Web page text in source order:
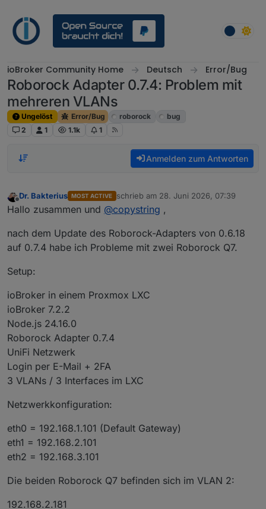
ioBroker Community Home Deutsch Error/Bug
Roborock Adapter 0.7.4: Problem mit
mehreren VLANs
Ungelöst Error/Bug roborock
bug
2
1 1.1k 1
Anmelden zum Antworten
Offline
Dr. Bakterius MOST ACTIVE schrieb am 28. Juni 2026, 07:39
zuletzt editiert von
Hallo zusammen und @copystring ,
nach dem Update des Roborock-Adapters von 0.6.18
auf 0.7.4 habe ich Probleme mit zwei Roborock Q7.
Setup:
ioBroker in einem Proxmox LXC
ioBroker 7.2.2
Node.js 24.16.0
Roborock Adapter 0.7.4
UniFi Netzwerk
Login per E-Mail + 2FA
3 VLANs / 3 Interfaces im LXC
Netzwerkkonfiguration:
eth0 = 192.168.1.101 (Default Gateway)
eth1 = 192.168.2.101
eth2 = 192.168.3.101
Die beiden Roborock Q7 befinden sich im VLAN 2:
192.168.2.181